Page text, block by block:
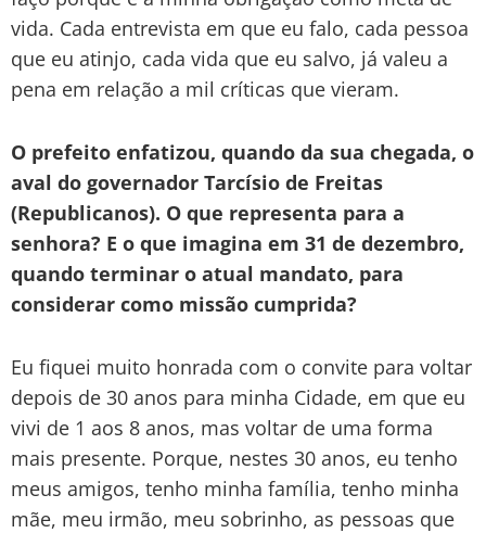
vida. Cada entrevista em que eu falo, cada pessoa
que eu atinjo, cada vida que eu salvo, já valeu a
pena em relação a mil críticas que vieram.
O prefeito enfatizou, quando da sua chegada, o
aval do governador Tarcísio de Freitas
(Republicanos). O que representa para a
senhora? E o que imagina em 31 de dezembro,
quando terminar o atual mandato, para
considerar como missão cumprida?
Eu fiquei muito honrada com o convite para voltar
depois de 30 anos para minha Cidade, em que eu
vivi de 1 aos 8 anos, mas voltar de uma forma
mais presente. Porque, nestes 30 anos, eu tenho
meus amigos, tenho minha família, tenho minha
mãe, meu irmão, meu sobrinho, as pessoas que